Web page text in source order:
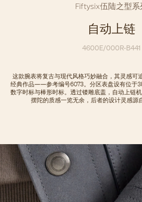
Fiftysix伍陆之型系
自动上链
4600E/000R-B441
这款腕表将复古与现代风格巧妙融合，其灵感可
经典作品——参考编号6073。分区表盘设有位于3
数字时标与棒形时标。透过镂雕底盖，自动上链
摆陀的质感一览无余，后者的设计灵感源